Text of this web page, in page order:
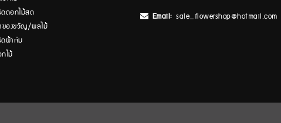
ดอกไม้สด
ของขวัญ/ผลไม้
ผ้าห่ม
ไม้
Email: sale_flowershop@hotmail.com